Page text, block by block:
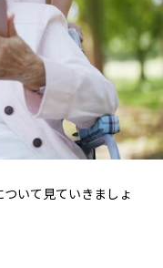
いて見ていきましょ